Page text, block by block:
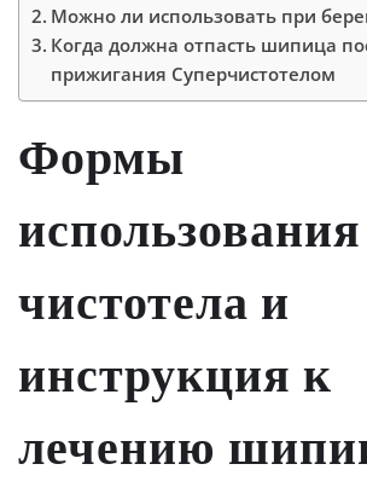
Можно ли использовать при
Когда должна отпасть шипица
прижигания Суперчистотелом
Формы
использования
чистотела и
инструкция к
лечению